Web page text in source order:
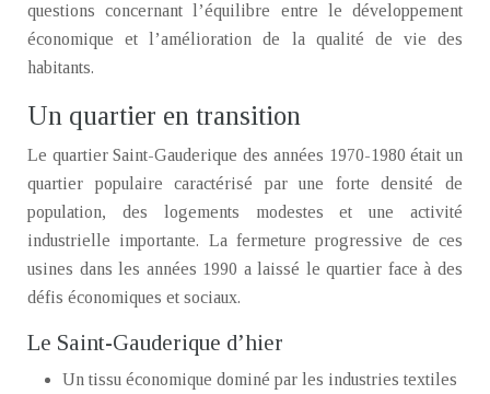
questions concernant l’équilibre entre le développement
économique et l’amélioration de la qualité de vie des
habitants.
Un quartier en transition
Le quartier Saint-Gauderique des années 1970-1980 était un
quartier populaire caractérisé par une forte densité de
population, des logements modestes et une activité
industrielle importante. La fermeture progressive de ces
usines dans les années 1990 a laissé le quartier face à des
défis économiques et sociaux.
Le Saint-Gauderique d’hier
Un tissu économique dominé par les industries textiles